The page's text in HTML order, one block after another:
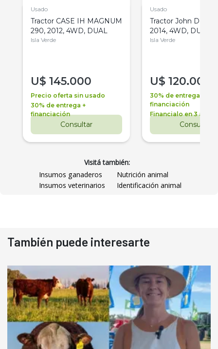
Usado
Tractor CASE IH MAGNUM
290, 2012, 4WD, DUAL
Isla Verde
U$ 145.000
Precio oferta sin usado
30% de entrega +
financiación
Consultar
Usado
Tractor John Deere
2014, 4WD, DUAL
Isla Verde
U$ 120.000
30% de entrega +
financiación
Financialo en 3 años
Consultar
Visitá también:
Insumos ganaderos
Nutrición animal
Insumos veterinarios
Identificación animal
También puede interesarte